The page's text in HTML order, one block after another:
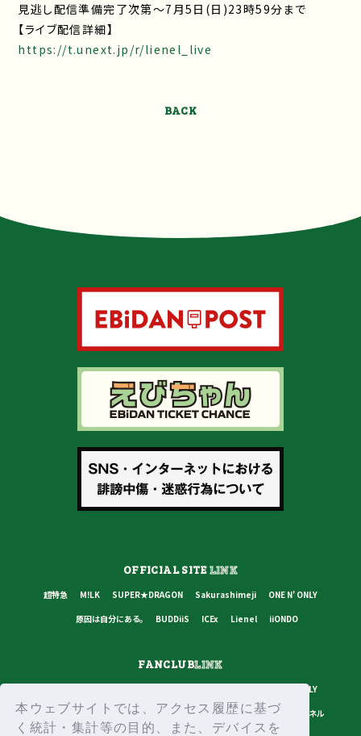
本ウェブサイトでは、アクセス履歴に基づ
く統計・集計等の目的、また、デバイスを
見逃し配信準備完了次第～7月5日(日)23時59分まで
【ライブ配信詳細】
https://t.unext.jp/r/lienel_live
BACK
OFFICIAL SITELINK
超特急 M!LK SUPER★DRAGON Sakurashimeji
ONE N' ONLY
原因は自分にある。
BUDDiiS ICEx Lienel iiONDO
FANCLUBLINK
ONE N' ONLY
原因は自分にある。
BUDDiiS ICEx Lienel スターダストチャンネル